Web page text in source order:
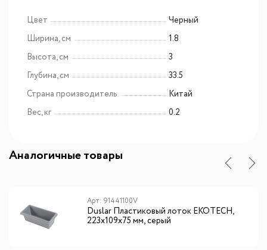
Цвет
Черный
Ширина, см
1.8
Высота, см
3
Глубина, см
33.5
Страна производитель
Китай
Вес, кг
0.2
Аналогичные товары
Арт: 91441100V
Duslar Пластиковый лоток EKOTECH,
223х109х75 мм, серый